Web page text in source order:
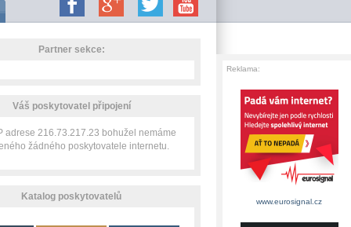
Partner sekce:
Váš poskytovatel připojení
adrese 216.73.217.23 bohužel nemáme
žádného poskytovatele internetu.
Katalog poskytovatelů
Reklama:
www.eurosignal.cz